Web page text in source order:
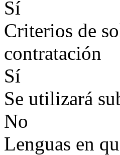
Sí
Criterios de
contratación
Sí
Se utilizará
No
Lenguas en